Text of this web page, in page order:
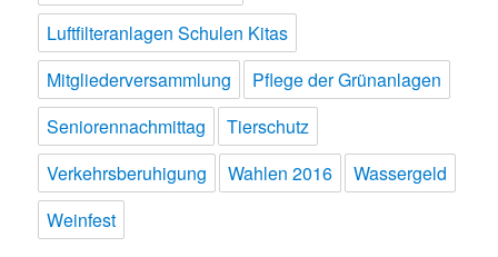
Luftfilteranlagen Schulen Kitas
Mitgliederversammlung
Pflege der Grünanlagen
Seniorennachmittag
Tierschutz
Verkehrsberuhigung
Wahlen 2016
Wassergeld
Weinfest